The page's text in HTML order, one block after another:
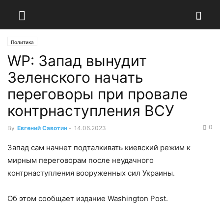
Политика
WP: Запад вынудит
Зеленского начать
переговоры при провале
контрнаступления ВСУ
By Евгений Савотин - 14.06.2023 0
Запад сам начнет подталкивать киевский режим к
мирным переговорам после неудачного
контрнаступления вооруженных сил Украины.
Об этом сообщает издание Washington Post.